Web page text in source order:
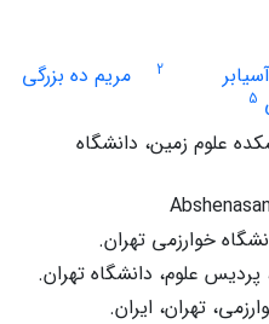
2 مریم ده بزرگی
5
علوم زمین، دانشگاه
خوارزمی تهران.
علوم، دانشگاه تهران.
تهران، ایران.